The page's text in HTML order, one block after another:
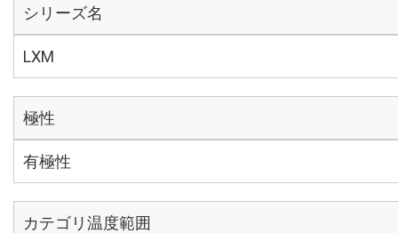
シリーズ名
LXM
極性
有極性
カテゴリ温度範囲